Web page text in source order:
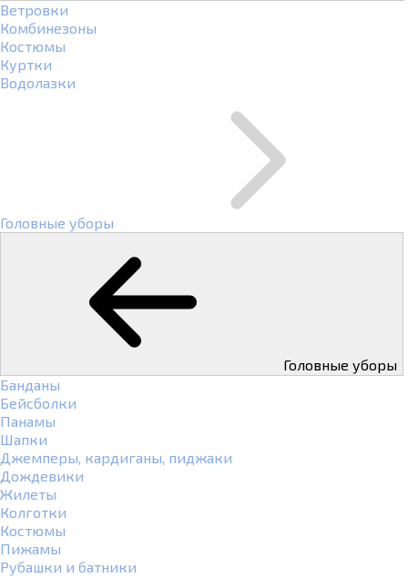
Ветровки
Комбинезоны
Костюмы
Куртки
Водолазки
Головные уборы
Головные уборы
Банданы
Бейсболки
Панамы
Шапки
Джемперы, кардиганы, пиджаки
Дождевики
Жилеты
Колготки
Костюмы
Пижамы
Рубашки и батники